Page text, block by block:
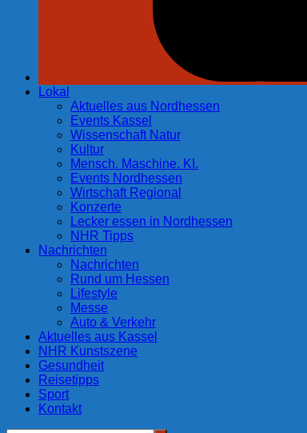
Lokal
Aktuelles aus Nordhessen
Events Kassel
Wissenschaft Natur
Kultur
Mensch. Maschine. KI.
Events Nordhessen
Wirtschaft Regional
Konzerte
Lecker essen in Nordhessen
NHR Tipps
Nachrichten
Nachrichten
Rund um Hessen
Lifestyle
Messe
Auto & Verkehr
Aktuelles aus Kassel
NHR Kunstszene
Gesundheit
Reisetipps
Sport
Kontakt